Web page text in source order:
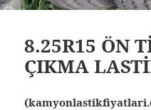
8.25R15 ÖN
ÇIKMA